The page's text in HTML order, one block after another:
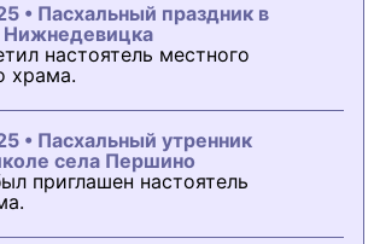
• Пасхальный праздник в
Нижнедевицка
настоятель местного
храма.
• Пасхальный утренник
села Першино
приглашен настоятель